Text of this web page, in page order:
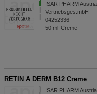
ISAR PHARM Austria
Vertriebsges.mbH
04252336
50 ml Creme
RETIN A DERM B12 Creme
ISAR PHARM Austria